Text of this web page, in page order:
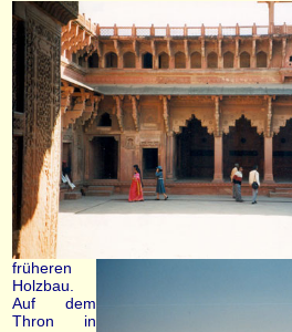
früheren
Holzbau.
Auf dem
Thron in